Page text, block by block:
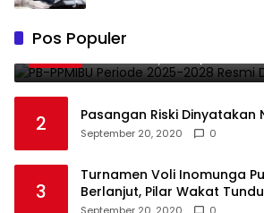
Pos Populer
1
Dilantik
2 Pasangan Riski Dinyatakan
September 20, 2020 0
3
Turnamen Voli Inomunga
Berlanjut, Pilar Wakat
September 20, 2020 0